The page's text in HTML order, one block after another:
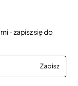
- zapisz się do
Zapisz